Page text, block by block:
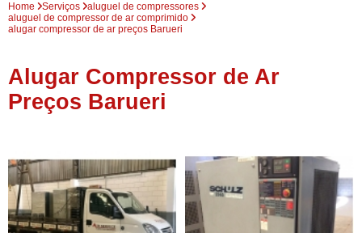
Home Serviços
aluguel de compressores
aluguel de compressor de ar comprimido
alugar compressor de ar preços Barueri
Alugar Compressor de Ar
Preços Barueri